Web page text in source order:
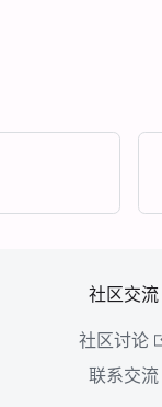
社区交流
社区讨论
联系交流